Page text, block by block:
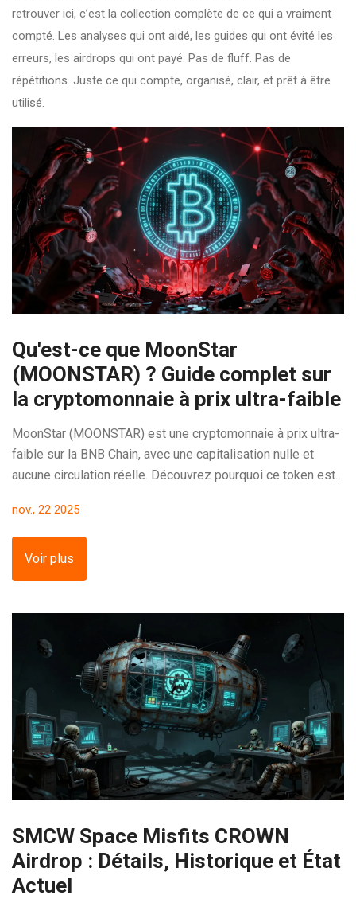
retrouver ici, c’est la collection complète de ce qui a vraiment
compté. Les analyses qui ont aidé, les guides qui ont évité les
erreurs, les airdrops qui ont payé. Pas de fluff. Pas de
répétitions. Juste ce qui compte, organisé, clair, et prêt à être
utilisé.
Qu'est-ce que MoonStar
(MOONSTAR) ? Guide complet sur
la cryptomonnaie à prix ultra-faible
MoonStar (MOONSTAR) est une cryptomonnaie à prix ultra-
faible sur la BNB Chain, avec une capitalisation nulle et
aucune circulation réelle. Découvrez pourquoi ce token est
cryptos privées comme Monero.
nov., 22 2025
Voir plus
SMCW Space Misfits CROWN
Airdrop : Détails, Historique et État
Actuel